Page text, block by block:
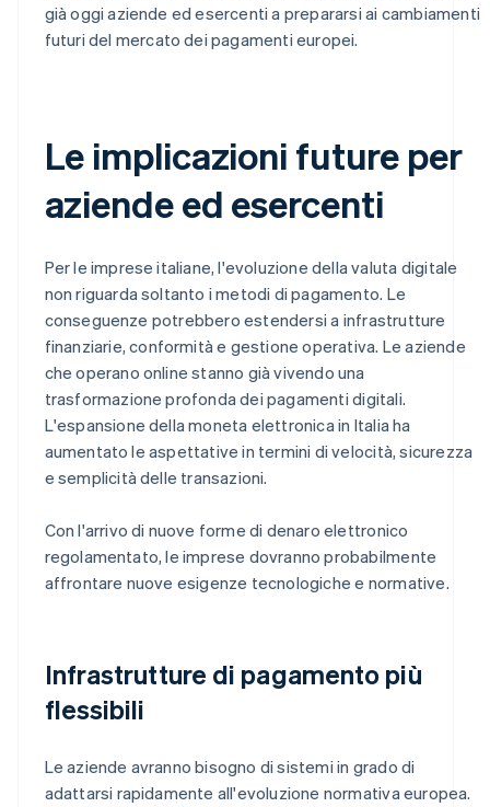
già oggi aziende ed esercenti a prepararsi ai cambiamenti
futuri del mercato dei pagamenti europei.
Le implicazioni future per
aziende ed esercenti
Per le imprese italiane, l'evoluzione della valuta digitale
non riguarda soltanto i metodi di pagamento. Le
conseguenze potrebbero estendersi a infrastrutture
finanziarie, conformità e gestione operativa. Le aziende
che operano online stanno già vivendo una
trasformazione profonda dei pagamenti digitali.
L'espansione della moneta elettronica in Italia ha
aumentato le aspettative in termini di velocità, sicurezza
e semplicità delle transazioni.
Con l'arrivo di nuove forme di denaro elettronico
regolamentato, le imprese dovranno probabilmente
affrontare nuove esigenze tecnologiche e normative.
Infrastrutture di pagamento più
flessibili
Le aziende avranno bisogno di sistemi in grado di
adattarsi rapidamente all'evoluzione normativa europea.